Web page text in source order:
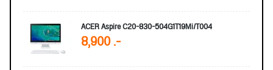
ACER Aspire C20-830-504G1T19Mi/T004
8,900 .-